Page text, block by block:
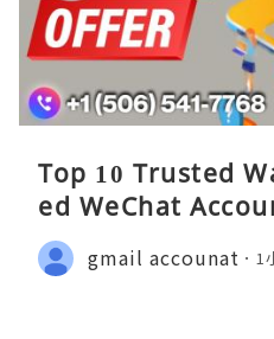
Top 10 Trusted
ed WeChat
gmail accounat 1